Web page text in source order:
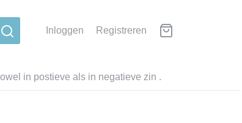
Inloggen Registreren
in postieve als in negatieve zin .